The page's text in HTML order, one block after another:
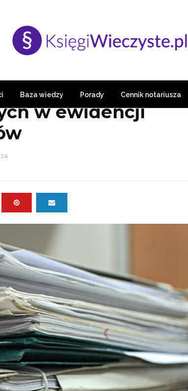
Baza wiedzy Porady Cennik notariusza
w ewidencji